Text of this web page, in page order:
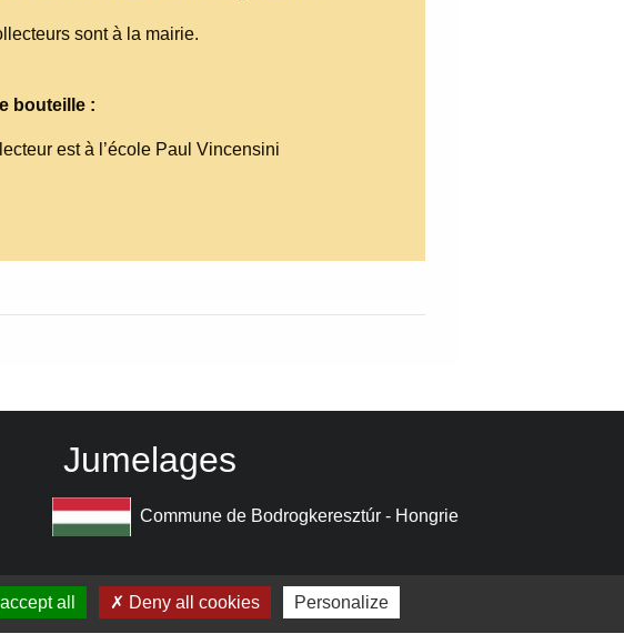
sont à la mairie.
bouteille :
est à l’école Paul Vincensini
Jumelages
Commune de Bodrogkeresztúr - Hongrie
all Deny all cookies Personalize